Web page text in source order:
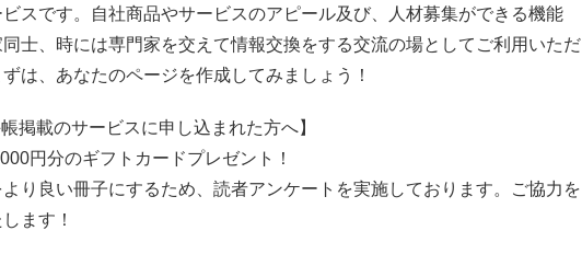
スです。自社商品やサービスのアピール及び、人材募集ができる機能
士、時には専門家を交えて情報交換をする交流の場としてご利用いただ
は、あなたのページを作成してみましょう！
掲載のサービスに申し込まれた方へ】
円分のギフトカードプレゼント！
り良い冊子にするため、読者アンケートを実施しております。ご協力を
ます！